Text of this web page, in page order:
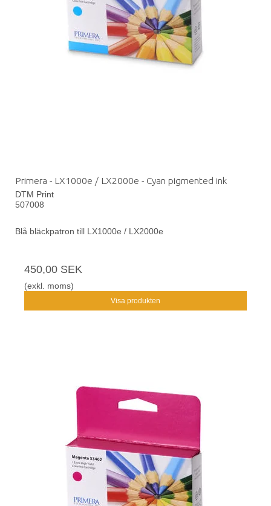
Primera - LX1000e / LX2000e - Cyan pigmented ink
DTM Print
507008
Blå bläckpatron till LX1000e / LX2000e
450,00 SEK
(exkl. moms)
Visa produkten